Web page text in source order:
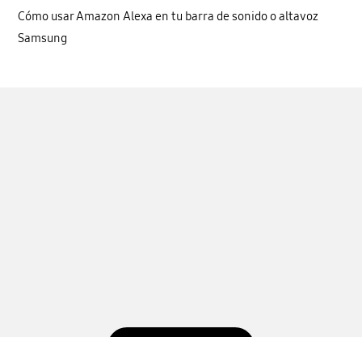
Cómo usar Amazon Alexa en tu barra de sonido o altavoz
Samsung